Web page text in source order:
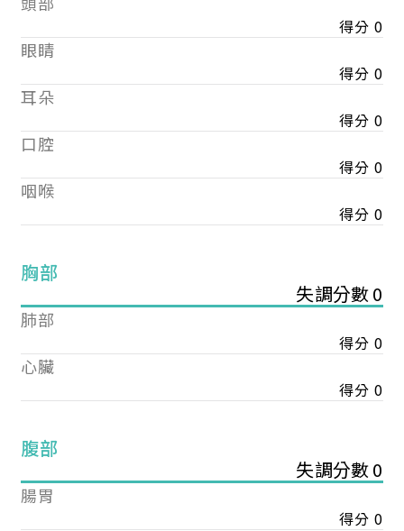
得分 0
眼睛
得分 0
耳朵
得分 0
口腔
得分 0
咽喉
得分 0
胸部
失調分數 0
肺部
得分 0
心臟
得分 0
腹部
失調分數 0
腸胃
得分 0